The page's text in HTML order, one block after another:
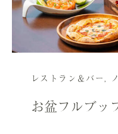
レストラン＆バー,
お盆フルブッ